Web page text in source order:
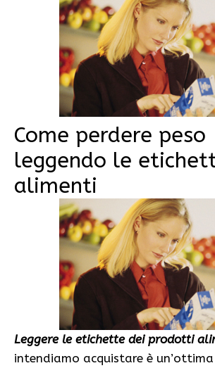
Come perdere peso
leggendo le
alimenti
Leggere le etichette dei prodotti
intendiamo acquistare è